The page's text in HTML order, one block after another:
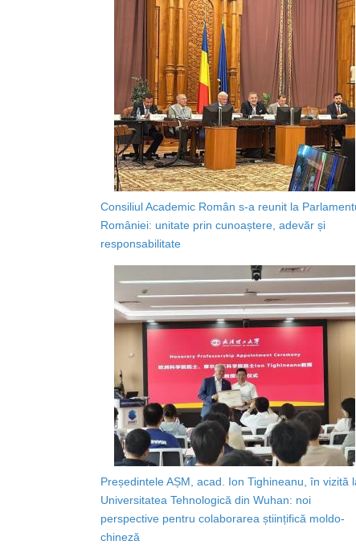
Consiliul Academic Român s-a reunit la
României: unitate prin cunoaștere, adevăr și
responsabilitate
Președintele AȘM, acad. Ion Tighineanu, în vizită
Universitatea Tehnologică din Wuhan: noi
perspective pentru colaborarea științifică moldo-
chineză